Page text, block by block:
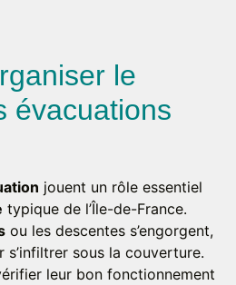
le
évacuations
jouent un rôle essentiel
typique de l’Île-de-France.
ou les descentes s’engorgent,
s’infiltrer sous la couverture.
leur bon fonctionnement